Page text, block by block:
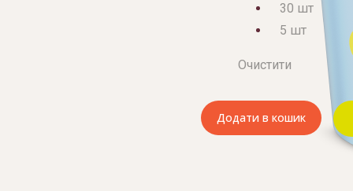
30 шт
5 шт
Очистити
Додати в кошик